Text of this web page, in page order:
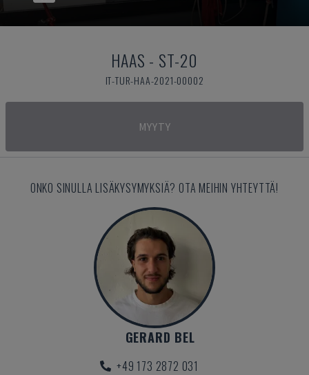
HAAS - ST-20
IT-TUR-HAA-2021-00002
MYYTY
ONKO SINULLA LISÄKYSYMYKSIÄ? OTA MEIHIN YHTEYTTÄ!
GERARD BEL
+49 173 2872 031